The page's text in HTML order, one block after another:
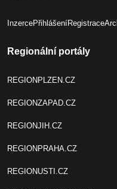
InzercePřihlášeníRegistrace
Regionální portály
REGIONPLZEN.CZ
REGIONZAPAD.CZ
REGIONJIH.CZ
REGIONPRAHA.CZ
REGIONUSTI.CZ